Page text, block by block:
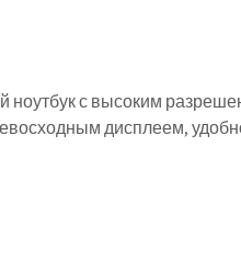
ноутбук с высоким
дисплеем,